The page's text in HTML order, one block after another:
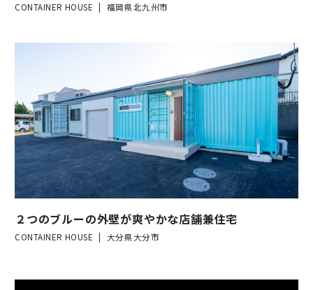
CONTAINER HOUSE 福岡県北九州市
２つのブルーの外壁が爽やかな店舗兼住宅
CONTAINER HOUSE 大分県大分市